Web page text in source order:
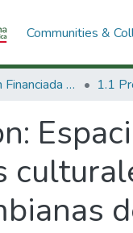
Communities &
1. Investigación Financiada con Recursos Públicos